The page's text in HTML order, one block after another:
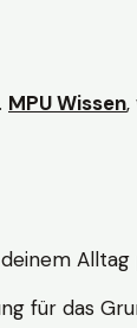
MPU Wissen,
für das